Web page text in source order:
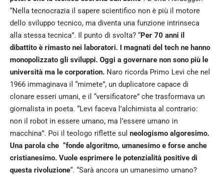
“Nella tecnocrazia il sapere scientifico non è più il motore
dello sviluppo tecnico, ma diventa una funzione intrinseca
alla stessa tecnica”. Il punto di svolta? “Per 70 anni il
dibattito è rimasto nei laboratori. I magnati del tech ne hanno
monopolizzato gli sviluppi. Oggi a governare non sono più le
università ma le corporation. Naro ricorda Primo Levi che nel
1966 immaginava il “mimete”, un duplicatore capace di
clonare esseri umani, e il “versificatore” che trasformava un
giornalista in poeta. “Levi faceva l’alchimista al contrario:
non il robot in essere umano, ma l’essere umano in
macchina”. Poi il teologo riflette sul neologismo algoresimo.
Una parola che “fonde algoritmo, umanesimo e forse anche
cristianesimo. Vuole esprimere le potenzialità positive di
questa rivoluzione“. “Sarà ancora un umanesimo umano?